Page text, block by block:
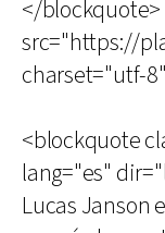
</
src="https://
charset="utf-
<blockquote
lang="es"
Lucas Janson